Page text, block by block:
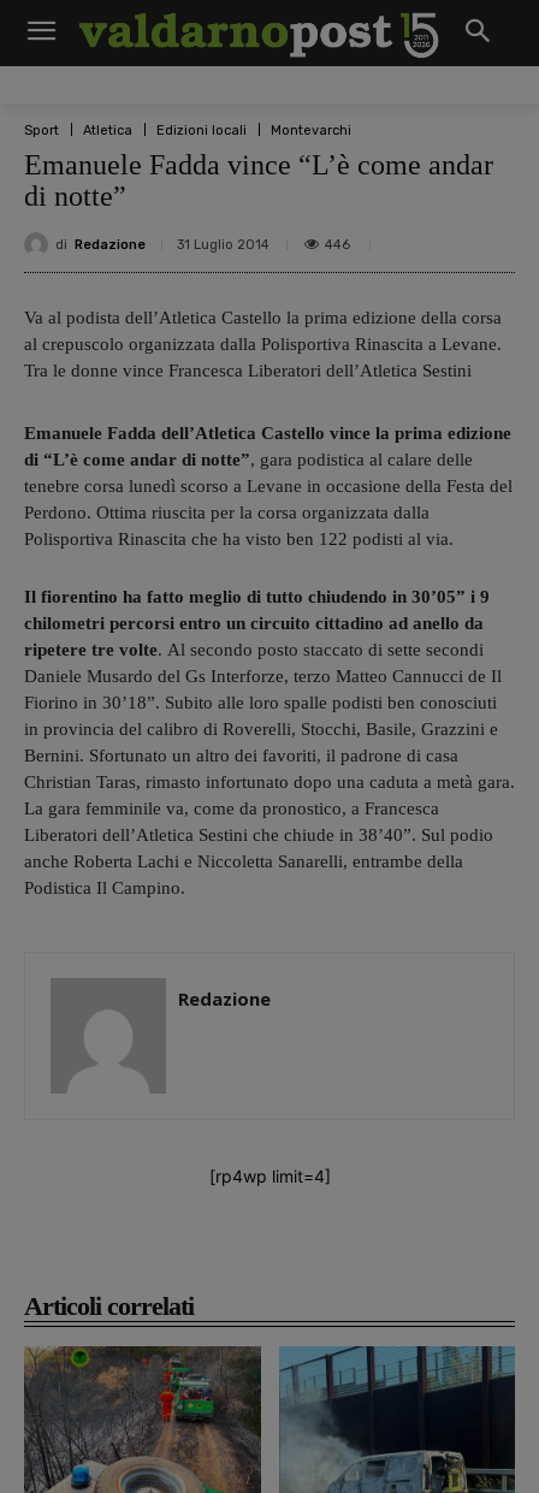
Sport Atletica Edizioni locali Montevarchi
Emanuele Fadda vince “L’è come andar
di notte”
di Redazione 31 Luglio 2014 446
Articoli correlati
Va al podista dell’Atletica Castello la prima edizione della corsa
al crepuscolo organizzata dalla Polisportiva Rinascita a Levane.
Tra le donne vince Francesca Liberatori dell’Atletica Sestini
Emanuele Fadda dell’Atletica Castello vince la prima edizione
di “L’è come andar di notte”, gara podistica al calare delle
tenebre corsa lunedì scorso a Levane in occasione della Festa del
Perdono. Ottima riuscita per la corsa organizzata dalla
Polisportiva Rinascita che ha visto ben 122 podisti al via.
Il fiorentino ha fatto meglio di tutto chiudendo in 30’05” i 9
chilometri percorsi entro un circuito cittadino ad anello da
ripetere tre volte. Al secondo posto staccato di sette secondi
Daniele Musardo del Gs Interforze, terzo Matteo Cannucci de Il
Fiorino in 30’18”. Subito alle loro spalle podisti ben conosciuti
in provincia del calibro di Roverelli, Stocchi, Basile, Grazzini e
Bernini. Sfortunato un altro dei favoriti, il padrone di casa
Christian Taras, rimasto infortunato dopo una caduta a metà gara.
La gara femminile va, come da pronostico, a Francesca
Liberatori dell’Atletica Sestini che chiude in 38’40”. Sul podio
anche Roberta Lachi e Niccoletta Sanarelli, entrambe della
Podistica Il Campino.
Redazione
[rp4wp limit=4]